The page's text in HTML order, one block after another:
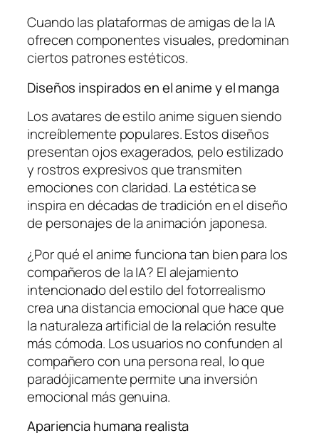
Cuando las plataformas de amigas de la IA
ofrecen componentes visuales, predominan
ciertos patrones estéticos.
Diseños inspirados en el anime y el manga
Los avatares de estilo anime siguen siendo
increíblemente populares. Estos diseños
presentan ojos exagerados, pelo estilizado
y rostros expresivos que transmiten
emociones con claridad. La estética se
inspira en décadas de tradición en el diseño
de personajes de la animación japonesa.
¿Por qué el anime funciona tan bien para los
compañeros de la IA? El alejamiento
intencionado del estilo del fotorrealismo
crea una distancia emocional que hace que
la naturaleza artificial de la relación resulte
más cómoda. Los usuarios no confunden al
compañero con una persona real, lo que
paradójicamente permite una inversión
emocional más genuina.
Apariencia humana realista